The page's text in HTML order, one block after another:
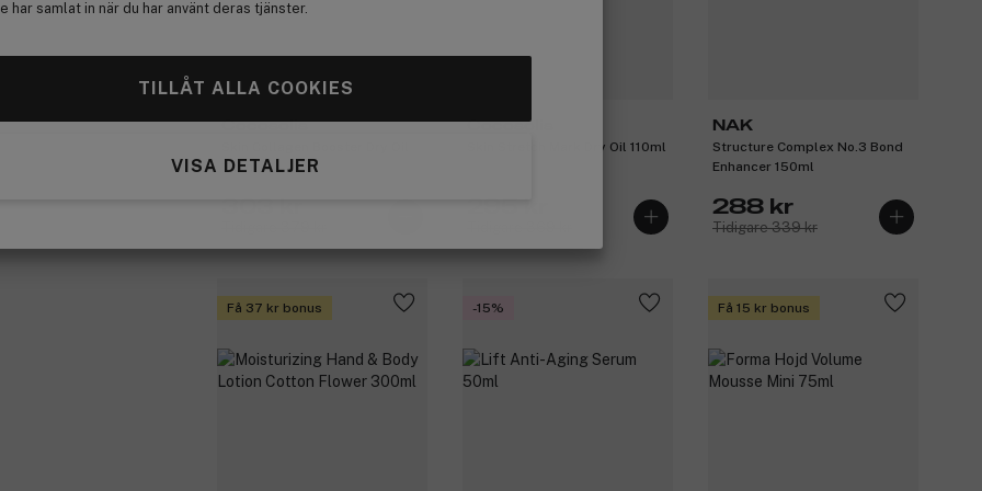
har samlat in när du har använt deras tjänster.
TILLÅT ALLA COOKIES
VISA DETALJER
Cocosolis
110ml
Cocosolis
Skin Stretch Mark Dry Oil 110ml
NAK
Structure Complex No.3 Bond
Enhancer 150ml
288 kr
Tidigare 339 kr
Få 37 kr bonus -15% Få 15 kr bonus